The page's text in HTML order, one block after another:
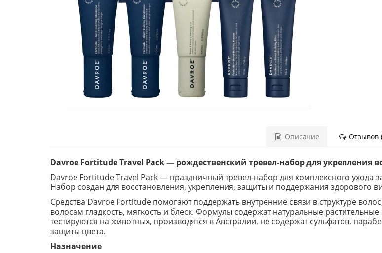
Описание Отзывов
Davroe Fortitude Travel Pack — рождественский тревел-набор для укрепления
Davroe Fortitude Travel Pack — праздничный тревел-набор для комплексного
Набор создан для восстановления, укрепления, защиты и поддержания здорового
Средства Davroe Fortitude помогают поддержать внутренние связи в структуре
волосам гладкость, мягкость и блеск. Формулы содержат натуральные
тестируются на животных, производятся в Австралии, не содержат сульфатов,
защиты цвета.
Назначение